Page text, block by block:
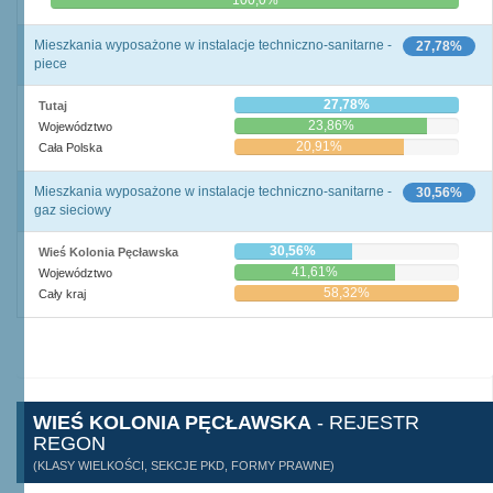
27,78%
Mieszkania wyposażone w instalacje techniczno-sanitarne -
piece
Tutaj 27,78%
Województwo 23,86%
Cała Polska 20,91%
30,56%
Mieszkania wyposażone w instalacje techniczno-sanitarne -
gaz sieciowy
Wieś Kolonia Pęcławska 30,56%
Województwo 41,61%
Cały kraj 58,32%
WIEŚ KOLONIA PĘCŁAWSKA - REJESTR
REGON
(KLASY WIELKOŚCI, SEKCJE PKD, FORMY PRAWNE)